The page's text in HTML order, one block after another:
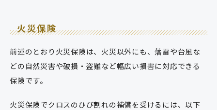
火災保険
前述のとおり火災保険は、火災以外にも、落雷や台風な
どの自然災害や破損・盗難など幅広い損害に対応できる
保険です。
火災保険でクロスのひび割れの補償を受けるには、以下